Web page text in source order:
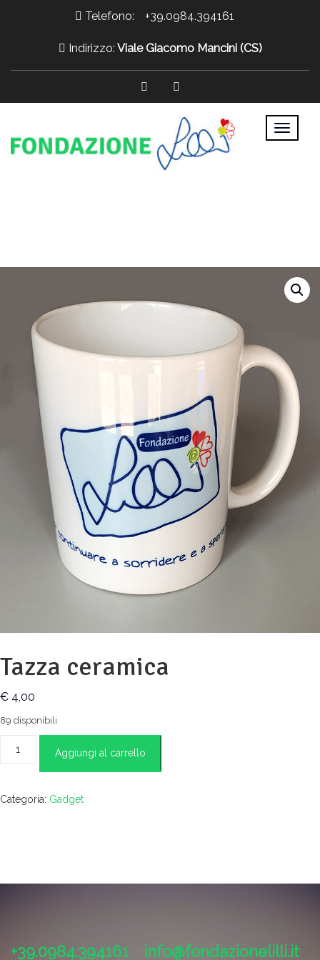
Telefono: +39.0984.394161
Indirizzo: Viale Giacomo Mancini (CS)
Tazza ceramica
€ 4,00
89 disponibili
ceramica
Aggiungi al carrello
Categoria: Gadget
+39.0984.394161 info@fondazionelilli.it